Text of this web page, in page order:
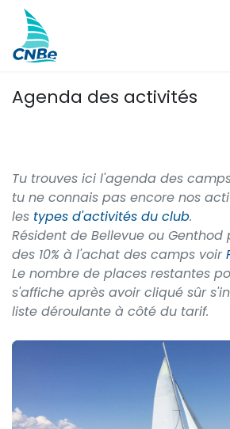
Se rendre au contenu
Agenda des activités
Tu trouves ici l'agenda des
tu ne connais pas encore nos
les types d'activités du club.
Résident de Bellevue ou
des 10% à l'achat des camps voir
Le nombre de places restantes
s'affiche après avoir cliqué sûr
liste déroulante à côté du tarif.